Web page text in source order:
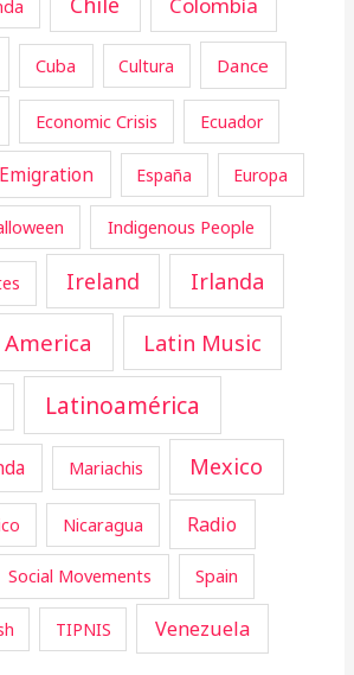
Cuba Cultura Dance
Economic Crisis Ecuador
Emigration España Europa
Indigenous People
Ireland Irlanda
Latin Music
Latinoamérica
Mariachis Mexico
Nicaragua Radio
Social Movements Spain
TIPNIS Venezuela